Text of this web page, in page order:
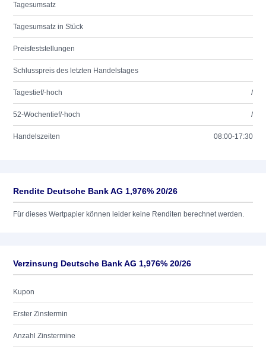
Tagesumsatz
Tagesumsatz in Stück
Preisfeststellungen
Schlusspreis des letzten Handelstages
Tagestief/-hoch /
52-Wochentief/-hoch /
Handelszeiten 08:00-17:30
Rendite Deutsche Bank AG 1,976% 20/26
Für dieses Wertpapier können leider keine Renditen berechnet werden.
Verzinsung Deutsche Bank AG 1,976% 20/26
Kupon
Erster Zinstermin
Anzahl Zinstermine